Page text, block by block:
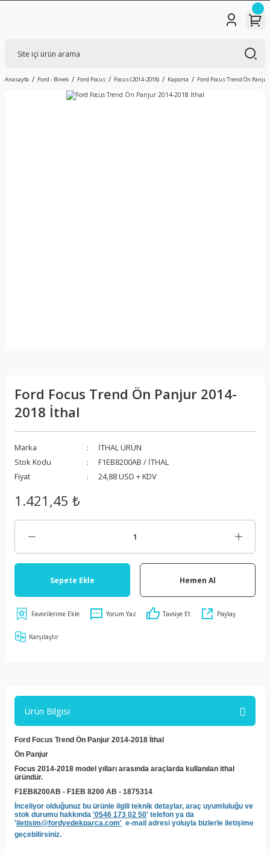
Anasayfa Ford - Binek Ford Focus Focus (2014-2018) Kaporta Ford Focus Trend Ön
Ford Focus Trend Ön Panjur 2014-
2018 İthal
Marka
İTHAL ÜRÜN
Stok Kodu
F1EB8200AB / İTHAL
Fiyat
24,88 USD + KDV
1.421,45 ₺
Sepete Ekle Hemen Al
Yorum Yaz Tavsiye Et Paylaş
Karşılaştır
Ürün Bilgisi
Ford Focus Trend Ön Panjur 2014-2018 İthal
Ön Panjur
Focus 2014-2018 model yılları arasında araçlarda kullanılan ithal
üründür.
F1EB8200AB - F1EB 8200 AB - 1875314
İnceliyor olduğunuz bu ürünle ilgili teknik detaylar, araç uyumluluğu ve
stok durumu hakkında '0546 173 02 50' telefon ya da
'iletisim@fordyedekparca.com' e-mail adresi yoluyla bizlerle iletişime
geçebilirsiniz.